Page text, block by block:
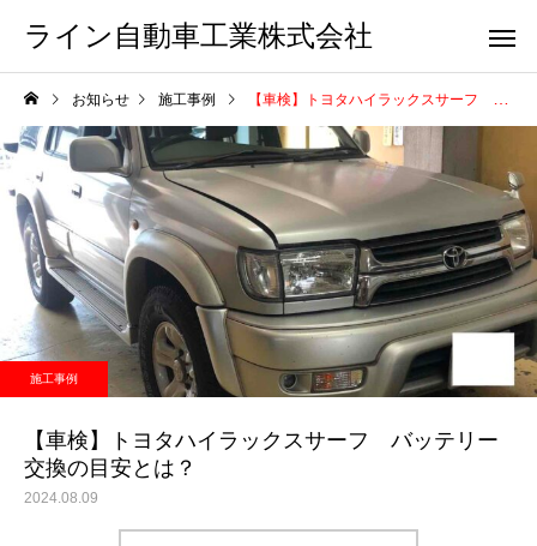
ライン自動車工業株式会社
お知らせ 施工事例 【車検】トヨタハイラックスサーフ バッテリー交換の目安とは？
施工事例
【車検】トヨタハイラックスサーフ バッテリー
交換の目安とは？
2024.08.09